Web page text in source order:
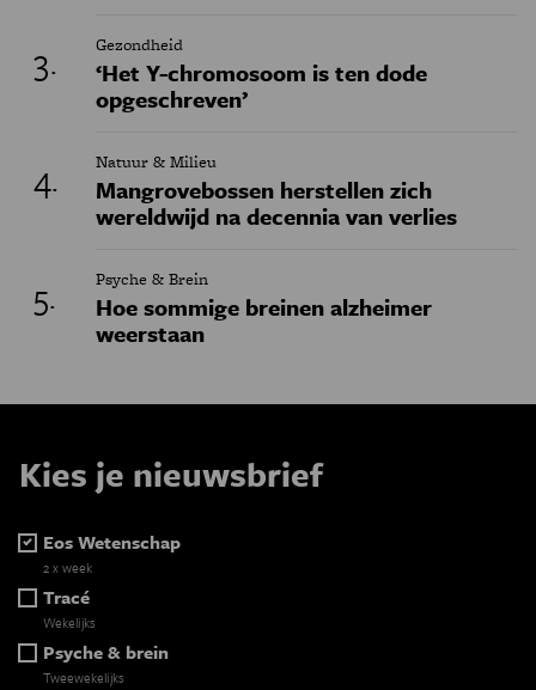
Gezondheid
‘Het Y-chromosoom is ten dode
opgeschreven’
Natuur & Milieu
Mangrovebossen herstellen zich
wereldwijd na decennia van verlies
Psyche & Brein
Hoe sommige breinen alzheimer
weerstaan
Kies je nieuwsbrief
Eos Wetenschap
2 x week
Tracé
Wekelijks
Psyche & brein
Tweewekelijks